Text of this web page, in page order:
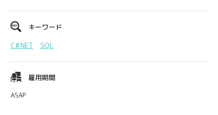
キーワード
C#.NET
SQL
雇用期間
ASAP